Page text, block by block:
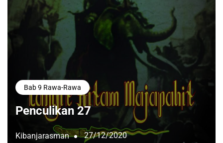
Bab 9 Rawa-Rawa
Penculikan 27
Kibanjarasman 27/12/2020